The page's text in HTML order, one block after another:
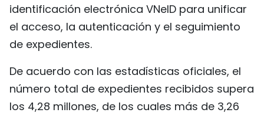
identificación electrónica VNeID para unificar
el acceso, la autenticación y el seguimiento
de expedientes.
De acuerdo con las estadísticas oficiales, el
número total de expedientes recibidos supera
los 4,28 millones, de los cuales más de 3,26